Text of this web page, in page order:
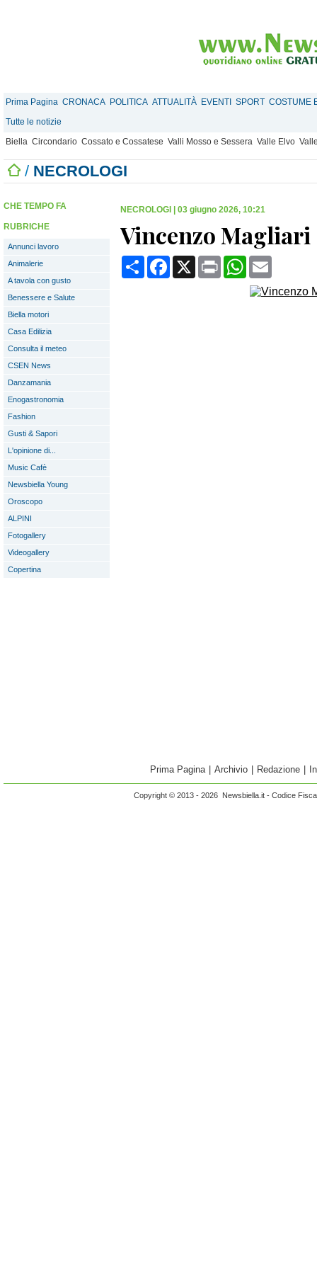
Prima Pagina CRONACA POLITICA ATTUALITÀ EVENTI SPORT COSTUME
Tutte le notizie
Biella Circondario Cossato e Cossatese Valli Mosso e Sessera Valle Elvo
/ NECROLOGI
CHE TEMPO FA
RUBRICHE
Annunci lavoro
Animalerie
A tavola con gusto
Benessere e Salute
Biella motori
Casa Edilizia
Consulta il meteo
CSEN News
Danzamania
Enogastronomia
Fashion
Gusti & Sapori
L'opinione di...
Music Cafè
Newsbiella Young
Oroscopo
ALPINI
Fotogallery
Videogallery
Copertina
NECROLOGI 03 giugno 2026, 10:21
Vincenzo Magliari
CondividiFacebook
X Print WhatsApp
Prima Pagina Archivio Redazione
Copyright © 2013 - 2026 Newsbiella.it - Codice